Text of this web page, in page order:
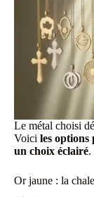
Le métal choisi
Voici les options
un choix éclairé.
Or jaune : la